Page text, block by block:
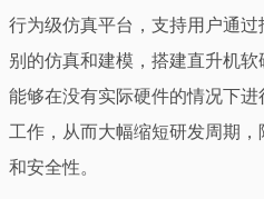
行为级仿真平台，支持用户通
别的仿真和建模，搭建直升机
能够在没有实际硬件的情况下
工作，从而大幅缩短研发周期
和安全性。